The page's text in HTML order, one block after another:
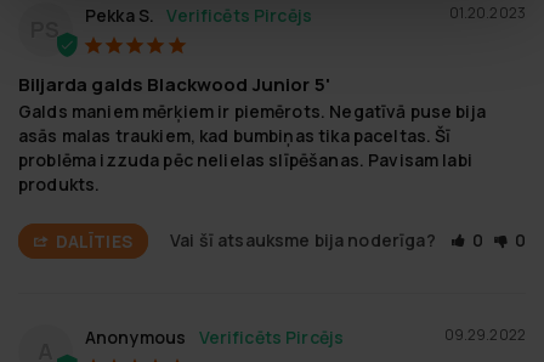
PS
01.20.2023
Pekka S.
Biljarda galds Blackwood Junior 5'
Galds maniem mērķiem ir piemērots. Negatīvā puse bija
asās malas traukiem, kad bumbiņas tika paceltas. Šī
problēma izzuda pēc nelielas slīpēšanas. Pavisam labi
produkts.
DALĪTIES Vai šī atsauksme bija noderīga? 0 0
09.29.2022
Anonymous